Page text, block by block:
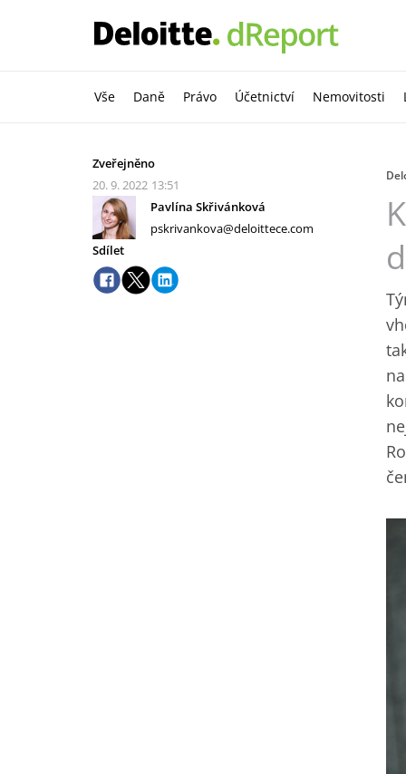
Vše Daně Právo Účetnictví Nemovitosti
Zveřejněno
20. 9. 2022 13:51
Pavlína Skřivánková
pskrivankova@deloittece.com
Sdílet